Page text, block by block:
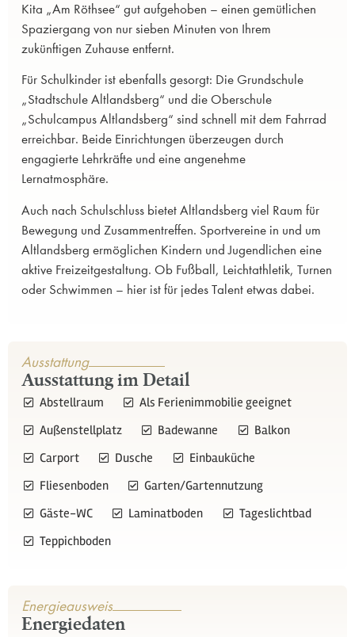
Kita „Am Röthsee“ gut aufgehoben – einen gemütlichen
Spaziergang von nur sieben Minuten von Ihrem
zukünftigen Zuhause entfernt.
Für Schulkinder ist ebenfalls gesorgt: Die Grundschule
„Stadtschule Altlandsberg“ und die Oberschule
„Schulcampus Altlandsberg“ sind schnell mit dem Fahrrad
erreichbar. Beide Einrichtungen überzeugen durch
engagierte Lehrkräfte und eine angenehme
Lernatmosphäre.
Auch nach Schulschluss bietet Altlandsberg viel Raum für
Bewegung und Zusammentreffen. Sportvereine in und um
Altlandsberg ermöglichen Kindern und Jugendlichen eine
aktive Freizeitgestaltung. Ob Fußball, Leichtathletik, Turnen
oder Schwimmen – hier ist für jedes Talent etwas dabei.
Ausstattung
Ausstattung im Detail
Abstellraum
Als Ferienimmobilie geeignet
Außenstellplatz
Badewanne
Balkon
Carport
Dusche
Einbauküche
Fliesenboden
Garten/Gartennutzung
Gäste-WC
Laminatboden
Tageslichtbad
Teppichboden
Energieausweis
Energiedaten